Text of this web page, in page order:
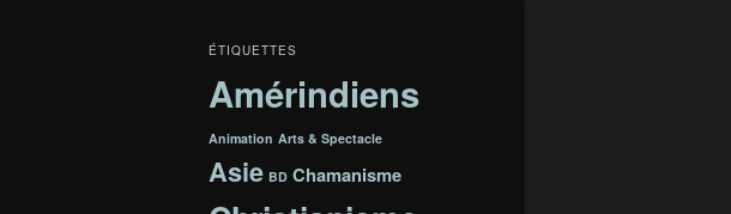
ÉTIQUETTES
Amérindiens
Animation Arts & Spectacle
Asie BD Chamanisme